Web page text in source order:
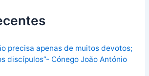
precisa apenas de muitos devotos;
discípulos”- Cónego João António